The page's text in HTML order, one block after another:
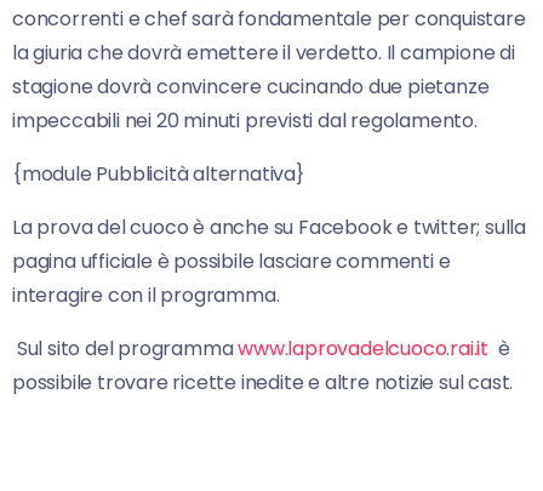
concorrenti e chef sarà fondamentale per conquistare
la giuria che dovrà emettere il verdetto. Il campione di
stagione dovrà convincere cucinando due pietanze
impeccabili nei 20 minuti previsti dal regolamento.
{module Pubblicità alternativa}
La prova del cuoco è anche su Facebook e twitter; sulla
pagina ufficiale è possibile lasciare commenti e
interagire con il programma.
Sul sito del programmawww.laprovadelcuoco.rai.it è
possibile trovare ricette inedite e altre notizie sul cast.